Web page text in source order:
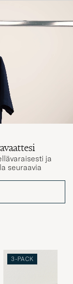
ja
seuraavia
3-PACK